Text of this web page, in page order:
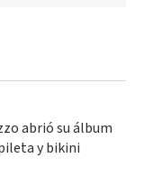
abrió su álbum
y bikini